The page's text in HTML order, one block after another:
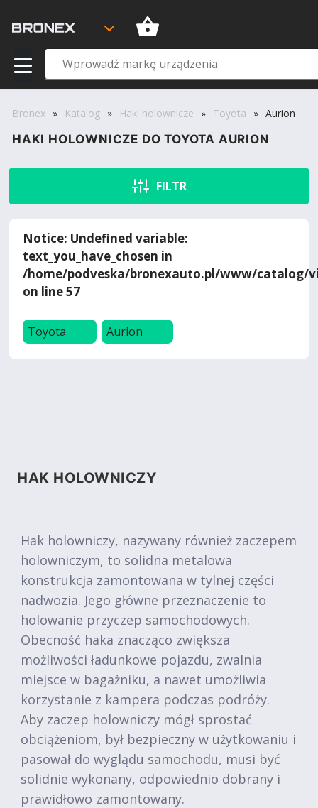
Bronex » Katalog » Haki holownicze » Toyota » Aurion
HAKI HOLOWNICZE DO TOYOTA AURION
FILTR
Notice: Undefined variable:
text_you_have_chosen in
/home/podveska/bronexauto.pl/www/catalog/
on line57
Toyota Aurion
HAK HOLOWNICZY
Hak holowniczy, nazywany również zaczepem
holowniczym, to solidna metalowa
konstrukcja zamontowana w tylnej części
nadwozia. Jego główne przeznaczenie to
holowanie przyczep samochodowych.
Obecność haka znacząco zwiększa
możliwości ładunkowe pojazdu, zwalnia
miejsce w bagażniku, a nawet umożliwia
korzystanie z kampera podczas podróży.
Aby zaczep holowniczy mógł sprostać
obciążeniom, był bezpieczny w użytkowaniu i
pasował do wyglądu samochodu, musi być
solidnie wykonany, odpowiednio dobrany i
prawidłowo zamontowany.